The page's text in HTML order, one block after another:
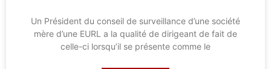
Un Président du conseil de surveillance d’une société
mère d’une EURL a la qualité de dirigeant de fait de
celle-ci lorsqu’il se présente comme le